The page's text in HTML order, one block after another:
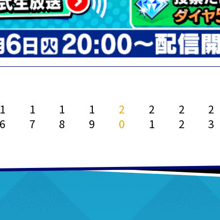
1
7
1
8
1
9
2
0
2
1
2
2
2
3